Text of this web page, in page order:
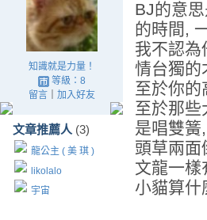
知識就是力量！
等級：8
留言｜ 加入好友
文章推薦人 (3)
龍公主 ( 美 琪 )
likolalo
宇宙
BJ的意
的時間,
我不認為
情台獨的
至於你的
至於那些
是唱雙簧
頭草兩面
文龍一樣
小貓算什